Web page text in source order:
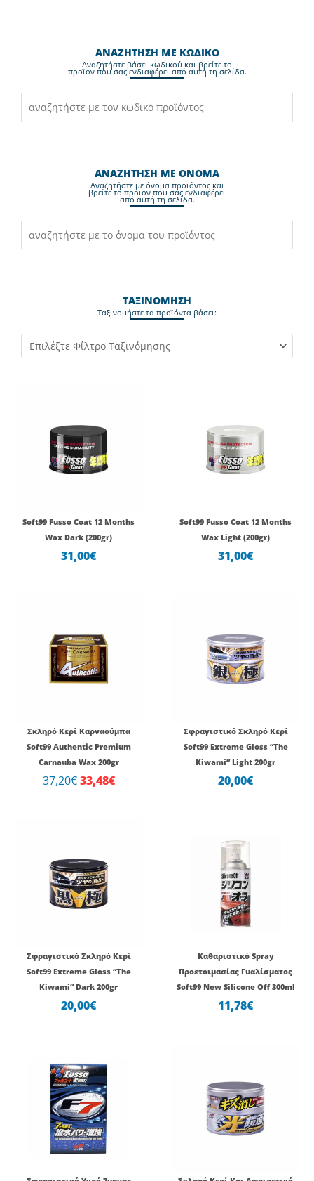
ΑΝΑΖΗΤΗΣΗ ΜΕ ΚΩΔΙΚΟ
Aναζητήστε βάσει κωδικού και βρείτε το
προϊον που σας ενδιαφέρει από αυτή τη σελίδα.
ΑΝΑΖΗΤΗΣΗ ΜΕ ΟΝΟΜΑ
Aναζητήστε με όνομα προϊόντος και
βρείτε το προϊον που σας ενδιαφέρει
από αυτή τη σελίδα.
ΤΑΞΙΝΟΜΗΣΗ
Ταξινομήστε τα προϊόντα βάσει:
Soft99 Fusso Coat 12 Months
Wax Dark (200gr)
31,00€
Soft99 Fusso Coat 12 Months
Wax Light (200gr)
31,00€
Σκληρό Κερί Καρναούμπα
Soft99 Authentic Premium
Carnauba Wax 200gr
37,20€
was:
37,20€.
33,48€
Σφραγιστικό Σκληρό Κερί
Soft99 Extreme Gloss “The
Kiwami” Light 200gr
20,00€
Σφραγιστικό Σκληρό Κερί
Soft99 Extreme Gloss “The
Kiwami” Dark 200gr
20,00€
Καθαριστικό Spray
Προετοιμασίας Γυαλίσματος
Soft99 New Silicone Off 300ml
11,78€